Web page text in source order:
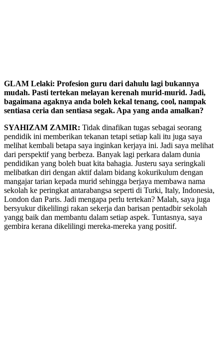
GLAM Lelaki: Profesion guru dari dahulu lagi bukannya
mudah. Pasti tertekan melayan kerenah murid-murid. Jadi,
bagaimana agaknya anda boleh kekal tenang, cool, nampak
sentiasa ceria dan sentiasa segak. Apa yang anda amalkan?
SYAHIZAM ZAMIR: Tidak dinafikan tugas sebagai seorang
pendidik ini memberikan tekanan tetapi setiap kali itu juga saya
melihat kembali betapa saya inginkan kerjaya ini. Jadi saya melihat
dari perspektif yang berbeza. Banyak lagi perkara dalam dunia
pendidikan yang boleh buat kita bahagia. Justeru saya seringkali
melibatkan diri dengan aktif dalam bidang kokurikulum dengan
mangajar tarian kepada murid sehingga berjaya membawa nama
sekolah ke peringkat antarabangsa seperti di Turki, Italy, Indonesia,
London dan Paris. Jadi mengapa perlu tertekan? Malah, saya juga
bersyukur dikelilingi rakan sekerja dan barisan pentadbir sekolah
yangg baik dan membantu dalam setiap aspek. Tuntasnya, saya
gembira kerana dikelilingi mereka-mereka yang positif.